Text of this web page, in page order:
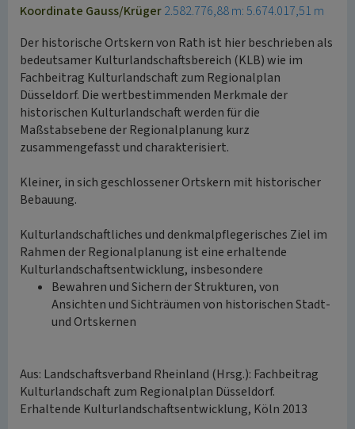
Koordinate Gauss/Krüger2.582.776,88 m: 5.674.017,51 m
Der historische Ortskern von Rath ist hier beschrieben als
bedeutsamer Kulturlandschaftsbereich (KLB) wie im
Fachbeitrag Kulturlandschaft zum Regionalplan
Düsseldorf. Die wertbestimmenden Merkmale der
historischen Kulturlandschaft werden für die
Maßstabsebene der Regionalplanung kurz
zusammengefasst und charakterisiert.
Kleiner, in sich geschlossener Ortskern mit historischer
Bebauung.
Kulturlandschaftliches und denkmalpflegerisches Ziel im
Rahmen der Regionalplanung ist eine erhaltende
Kulturlandschaftsentwicklung, insbesondere
Bewahren und Sichern der Strukturen, von
Ansichten und Sichträumen von historischen Stadt-
und Ortskernen
Aus: Landschaftsverband Rheinland (Hrsg.): Fachbeitrag
Kulturlandschaft zum Regionalplan Düsseldorf.
Erhaltende Kulturlandschaftsentwicklung, Köln 2013